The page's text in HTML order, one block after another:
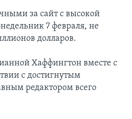
за сайт с высокой
7 февраля, не
долларов.
Хаффингтон вместе с
с достигнутым
редактором всего